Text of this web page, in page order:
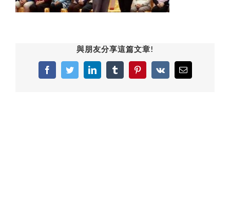
與朋友分享這篇文章!
FacebookTwitterLinkedInTumblrPinterest
Vk Email: